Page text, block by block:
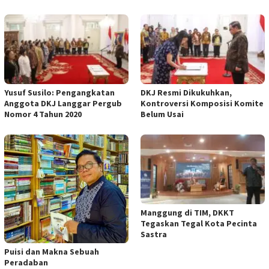
Yusuf Susilo: Pengangkatan
Anggota DKJ Langgar Pergub
Nomor 4 Tahun 2020
DKJ Resmi Dikukuhkan,
Kontroversi Komposisi Komite
Belum Usai
Puisi dan Makna Sebuah
Peradaban
Manggung di TIM, DKKT
Tegaskan Tegal Kota Pecinta
Sastra